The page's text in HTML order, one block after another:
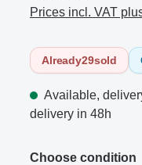
Prices incl. VAT
Already29sold
Available,
delivery in 48h
Choose condition